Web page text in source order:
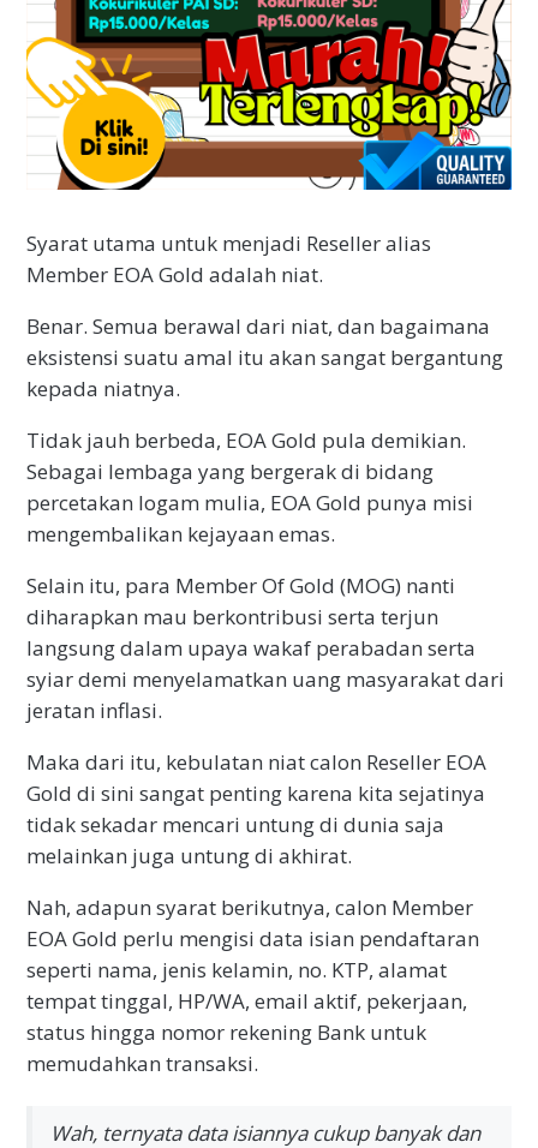
Syarat utama untuk menjadi Reseller alias
Member EOA Gold adalah niat.
Benar. Semua berawal dari niat, dan bagaimana
eksistensi suatu amal itu akan sangat bergantung
kepada niatnya.
Tidak jauh berbeda, EOA Gold pula demikian.
Sebagai lembaga yang bergerak di bidang
percetakan logam mulia, EOA Gold punya misi
mengembalikan kejayaan emas.
Selain itu, para Member Of Gold (MOG) nanti
diharapkan mau berkontribusi serta terjun
langsung dalam upaya wakaf perabadan serta
syiar demi menyelamatkan uang masyarakat dari
jeratan inflasi.
Maka dari itu, kebulatan niat calon Reseller EOA
Gold di sini sangat penting karena kita sejatinya
tidak sekadar mencari untung di dunia saja
melainkan juga untung di akhirat.
Nah, adapun syarat berikutnya, calon Member
EOA Gold perlu mengisi data isian pendaftaran
seperti nama, jenis kelamin, no. KTP, alamat
tempat tinggal, HP/WA, email aktif, pekerjaan,
status hingga nomor rekening Bank untuk
memudahkan transaksi.
Wah, ternyata data isiannya cukup banyak dan